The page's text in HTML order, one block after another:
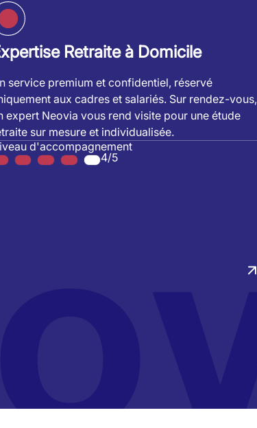
Retraite à Domicile
service premium et confidentiel, réservé
aux cadres et salariés. Sur rendez-vous,
expert Neovia vous rend visite pour une étude
sur mesure et individualisée.
d'accompagnement
4/5